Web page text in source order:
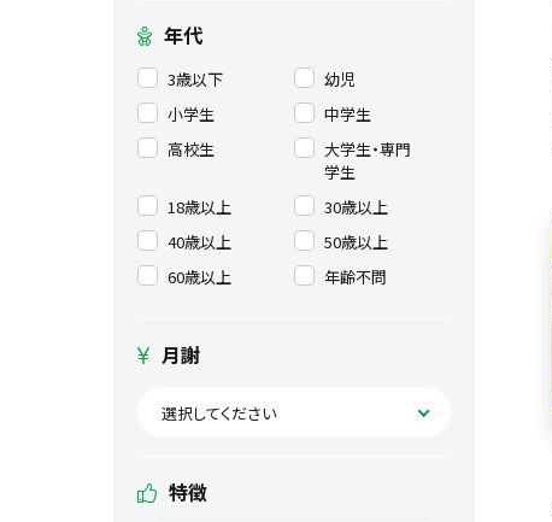
年代
3歳以下
幼児
小学生
中学生
高校生
大学生・専門
学生
18歳以上
30歳以上
40歳以上
50歳以上
60歳以上
年齢不問
月謝
選択してください
特徴